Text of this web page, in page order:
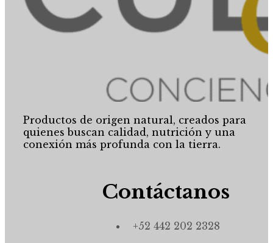
Productos de origen natural, creados para
quienes buscan calidad, nutrición y una
conexión más profunda con la tierra.
Contáctanos
+52 442 202 2328